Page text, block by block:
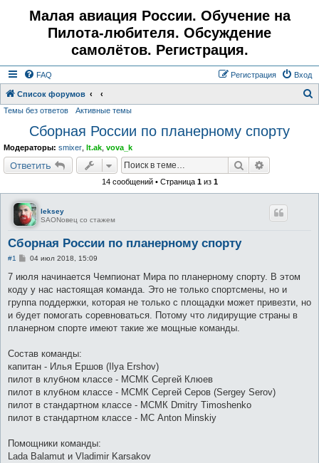
Малая авиация России. Обучение на
Пилота-любителя. Обсуждение
самолётов. Регистрация.
FAQ Вход
Регистрация
Список форумов
Темы без ответов Активные темы
Сборная России по планерному спорту
Модераторы: smixer lt.ak vova_k
Ответить Поиск
14 сообщений • Страница 1из 1
leksey
SAONовец со стажем
Сборная России по планерному спорту
#1
С
о
щ
е
и
е
04 июл 2018, 15:09
7 июля начинается Чемпионат Мира по планерному спорту. В этом
коду у нас настоящая команда. Это не только спортсмены, но и
группа поддержки, которая не только с площадки может привезти, но
и будет помогать соревноваться. Потому что лидирущие страны в
планерном спорте имеют такие же мощные команды.
Состав команды:
капитан - Илья Ершов (Ilya Ershov)
пилот в клубном классе - МСМК Сергей Клюев
пилот в клубном классе - МСМК Сергей Серов (Sergey Serov)
пилот в стандартном классе - МСМК Dmitry Timoshenko
пилот в стандартном классе - МС Anton Minskiy
Помощники команды:
Lada Balamut и Vladimir Karsakov